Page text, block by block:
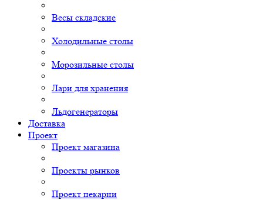
Весы складские
Холодильные столы
Морозильные столы
Лари для хранения
Льдогенераторы
Доставка
Проект
Проект магазина
Проекты рынков
Проект пекарни